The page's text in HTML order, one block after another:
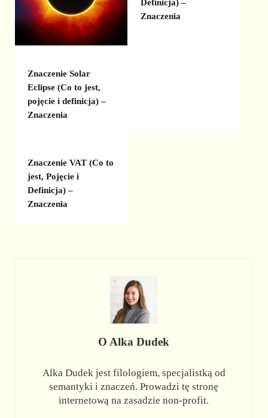
Znaczenie Solar
Eclipse (Co to jest,
pojęcie i definicja) –
Znaczenia
Definicja) –
Znaczenia
Znaczenie VAT (Co to
jest, Pojęcie i
Definicja) –
Znaczenia
O Alka Dudek
Alka Dudek jest filologiem, specjalistką od
semantyki i znaczeń. Prowadzi tę stronę
internetową na zasadzie non-profit.